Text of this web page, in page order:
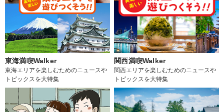
東海満喫Walker
東海エリアを楽しむためのニュースや
トピックスを大特集
関西満喫Walker
関西エリアを楽しむためのニュースや
トピックスを大特集